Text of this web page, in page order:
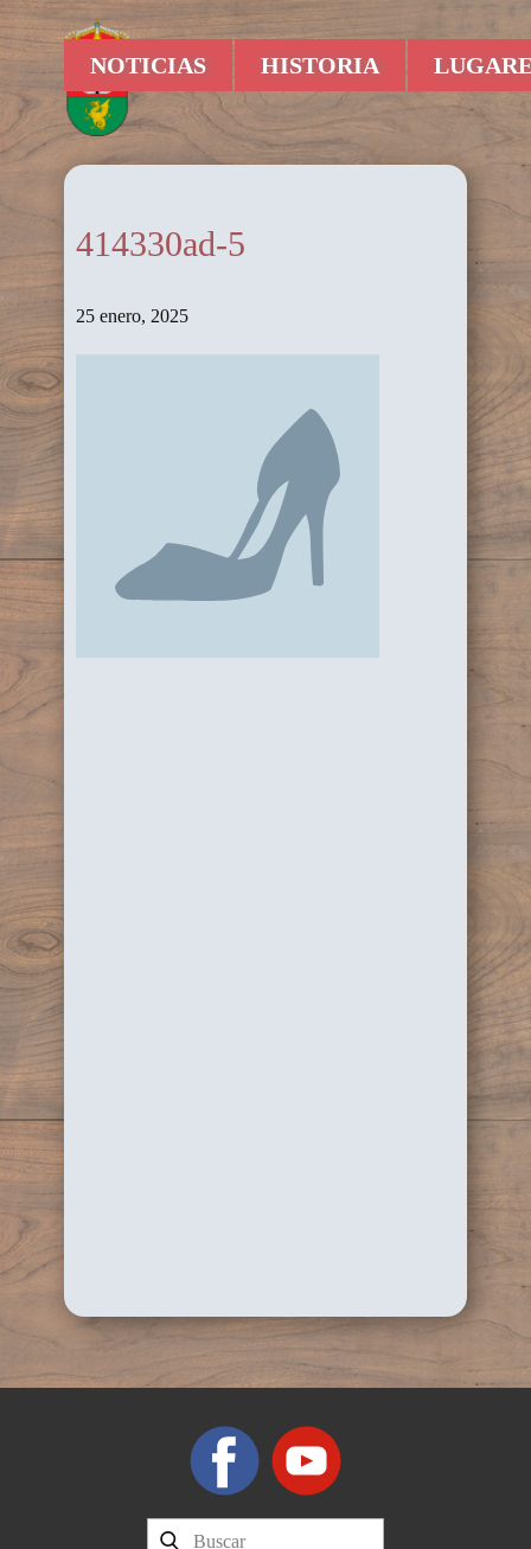
NOTICIAS HISTORIA
414330ad-5
25 enero, 2025